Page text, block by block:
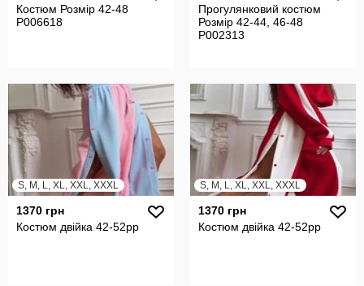
Костюм Розмір 42-48
P006618
Прогулянковий костюм
Розмір 42-44, 46-48
P002313
S, M, L, XL, XXL, XXXL
1370 грн
Костюм двійка 42-52рр
S, M, L, XL, XXL, XXXL
1370 грн
Костюм двійка 42-52рр